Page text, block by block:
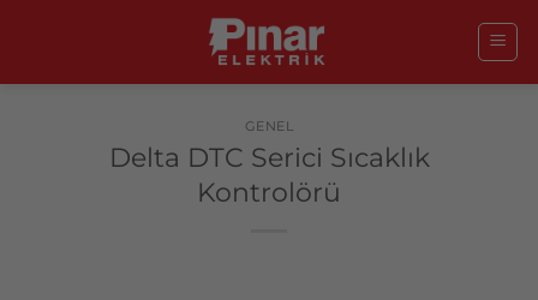
GENEL
Delta DTC Serici Sıcaklık
Kontrolörü